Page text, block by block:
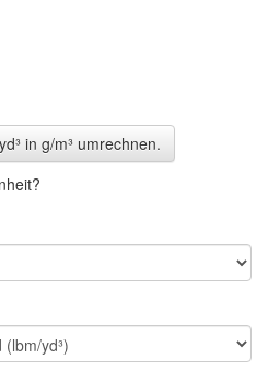
in g/m³ umrechnen.